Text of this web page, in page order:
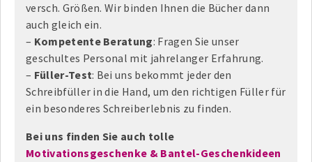
versch. Größen. Wir binden Ihnen die Bücher dann
auch gleich ein.
– Kompetente Beratung: Fragen Sie unser
geschultes Personal mit jahrelanger Erfahrung.
– Füller-Test: Bei uns bekommt jeder den
Schreibfüller in die Hand, um den richtigen Füller für
ein besonderes Schreiberlebnis zu finden.
Bei uns finden Sie auch tolle
Motivationsgeschenke & Bantel-Geschenkideen